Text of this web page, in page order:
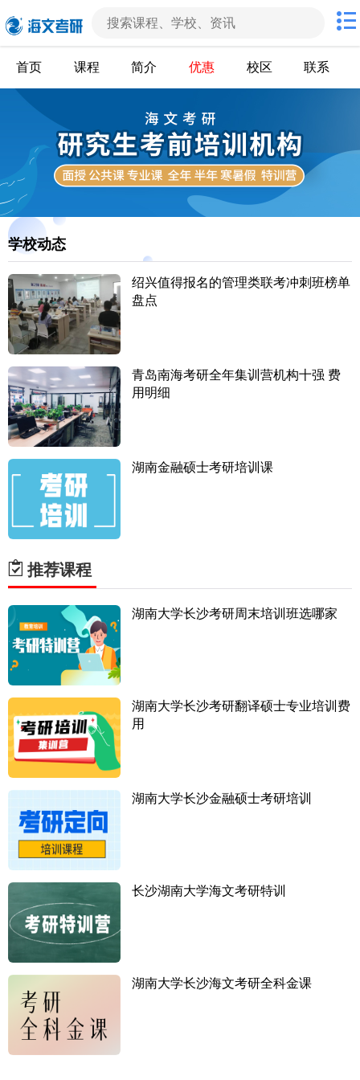
首页 课程 简介 优惠 校区 联系
学校动态
绍兴值得报名的管理类联考冲刺班榜单
盘点
青岛南海考研全年集训营机构十强 费
用明细​
湖南金融硕士考研培训课
推荐课程
湖南大学长沙考研周末培训班选哪家
湖南大学长沙考研翻译硕士专业培训费
用
湖南大学长沙金融硕士考研培训
长沙湖南大学海文考研特训
湖南大学长沙海文考研全科金课